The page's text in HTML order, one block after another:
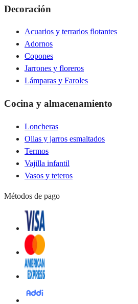
Decoración
Acuarios y terrarios flotantes
Adornos
Copones
Jarrones y floreros
Lámparas y Faroles
Cocina y almacenamiento
Loncheras
Ollas y jarros esmaltados
Termos
Vajilla infantil
Vasos y teteros
Métodos de pago